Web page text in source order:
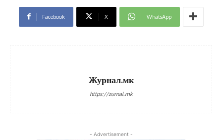
Facebook X WhatsApp
Журнал.мк
https://zurnal.mk
- Advertisement -